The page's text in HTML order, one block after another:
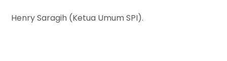
Henry Saragih (Ketua Umum SPI).